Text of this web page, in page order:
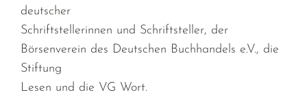
deutscher
Schriftstellerinnen und Schriftsteller, der
Börsenverein des Deutschen Buchhandels e.V., die
Stiftung
Lesen und die VG Wort.